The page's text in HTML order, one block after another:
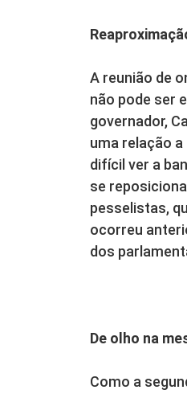
A reunião de
não pode ser
governador,
uma relação
difícil ver a
se
pesselistas,
ocorreu
dos
De olho na
Como a